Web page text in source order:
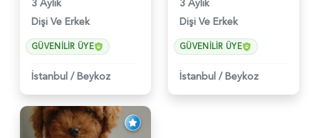
3 Aylık
Dişi Ve Erkek
GÜVENILIR ÜYE
İstanbul / Beykoz
3 Aylık
Dişi Ve Erkek
GÜVENILIR ÜYE
İstanbul / Beykoz